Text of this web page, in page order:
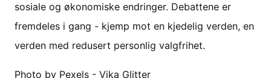
sosiale og økonomiske endringer. Debattene er
fremdeles i gang - kjemp mot en kjedelig verden, en
verden med redusert personlig valgfrihet.
Photo by Pexels - Vika Glitter